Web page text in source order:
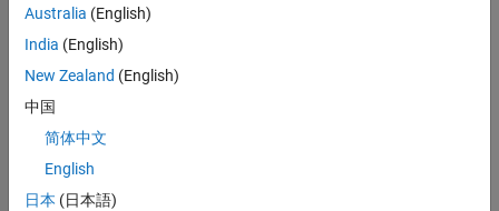
Australia (English)
India (English)
New Zealand (English)
中国
简体中文
English
日本 (日本語)